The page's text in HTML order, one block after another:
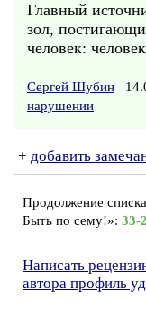
Главный
зол,
человек:
Сергей Шубин
нарушении
+ добавить
Продолжение
Быть по сему!»: 33-
Написать
автора профиль